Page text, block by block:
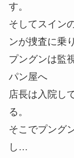
す。
そしてスイン
ンが捜査に乗
プングンは監
パン屋へ
店長は入院し
る。
そこでプング
し…